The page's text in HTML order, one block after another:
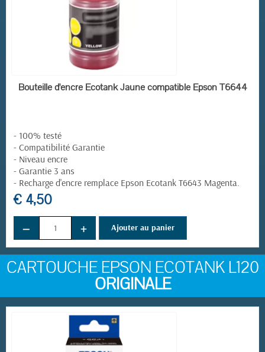
EN STOCK
Bouteille d'encre Ecotank Jaune compatible Epson T6644
- 100% testé
- Compatibilité Garantie
- Niveau encre
- Garantie 3 ans
- Recharge d'encre remplace Epson Ecotank T6643 Magenta.
€ 4,50
− + Ajouter au panier
CARTOUCHE EPSON ECOTANK L120
ORIGINALE